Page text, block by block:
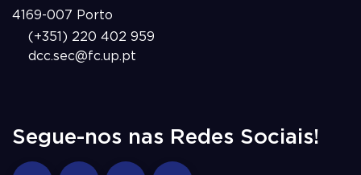
4169-007 Porto
(+351) 220 402 959
dcc.sec@fc.up.pt
Segue-nos nas Redes Sociais!